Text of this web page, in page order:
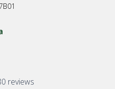
reviews